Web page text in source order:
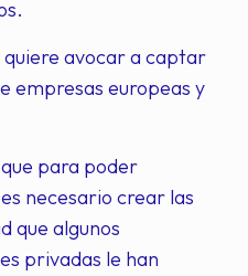
quiere avocar a captar
empresas europeas y
para poder
necesario crear las
que algunos
privadas le han